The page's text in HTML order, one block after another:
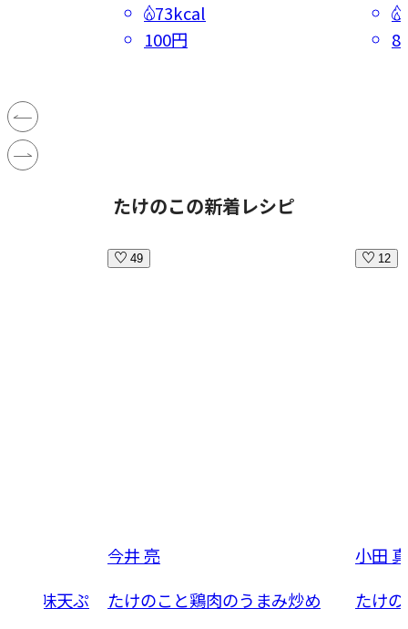
73kcal
100円
たけのこの新着レシピ
そ風味天ぷ
49
今井 亮
たけのこと鶏肉のうまみ炒め
12
小田
たけ